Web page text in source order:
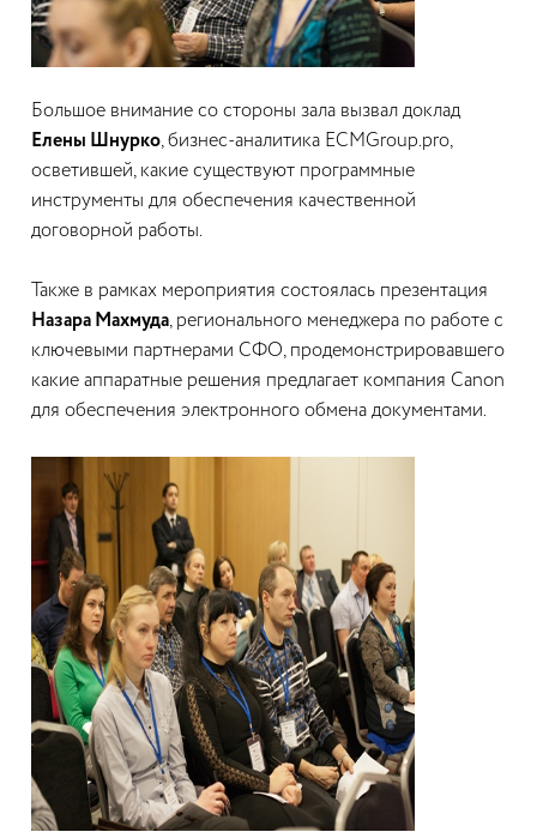
Большое внимание со стороны зала вызвал доклад
Елены Шнурко, бизнес-аналитика ECMGroup.pro,
осветившей, какие существуют программные
инструменты для обеспечения качественной
договорной работы.
Также в рамках мероприятия состоялась презентация
Назара Махмуда, регионального менеджера по работе с
ключевыми партнерами СФО, продемонстрировавшего
какие аппаратные решения предлагает компания Canon
для обеспечения электронного обмена документами.